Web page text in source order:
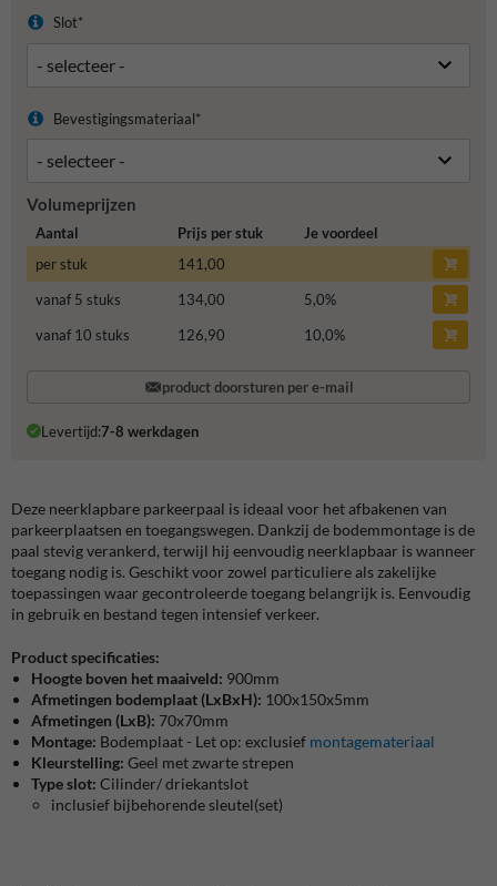
Slot*
Bevestigingsmateriaal*
Volumeprijzen
Aantal Prijs per stuk
Je voordeel
per stuk
141,00
vanaf 5 stuks
134,00 5,0%
vanaf 10 stuks
126,90 10,0%
product doorsturen per e-mail
Levertijd:7-8 werkdagen
Deze neerklapbare parkeerpaal is ideaal voor het afbakenen van
parkeerplaatsen en toegangswegen. Dankzij de bodemmontage is de
paal stevig verankerd, terwijl hij eenvoudig neerklapbaar is wanneer
toegang nodig is. Geschikt voor zowel particuliere als zakelijke
toepassingen waar gecontroleerde toegang belangrijk is. Eenvoudig
in gebruik en bestand tegen intensief verkeer.
Product specificaties:
Hoogte boven het maaiveld: 900mm
Afmetingen bodemplaat (LxBxH): 100x150x5mm
Afmetingen (LxB): 70x70mm
Montage: Bodemplaat - Let op: exclusief montagemateriaal
Kleurstelling: Geel met zwarte strepen
Type slot: Cilinder/ driekantslot
inclusief bijbehorende sleutel(set)